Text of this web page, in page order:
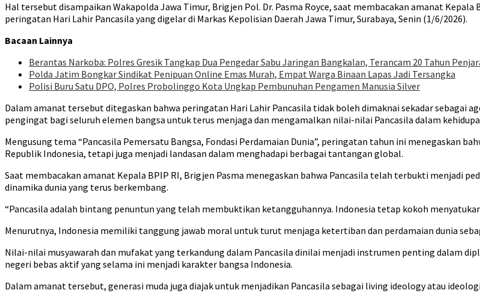
Hal tersebut disampaikan Wakapolda Jawa Timur, Brigjen Pol. Dr. Pasma Royce, saat membacakan amanat
peringatan Hari Lahir Pancasila yang digelar di Markas Kepolisian Daerah Jawa Timur, Surabaya, Senin (1/6/2026).
Bacaan Lainnya
Berantas Narkoba: Polres Gresik Tangkap Dua Pengedar Sabu Jaringan Bangkalan, Terancam 20 Tahun
Polda Jatim Bongkar Sindikat Penipuan Online Emas Murah, Empat Warga Binaan Lapas Jadi Tersangka
Polisi Buru Satu DPO, Polres Probolinggo Kota Ungkap Pembunuhan Pengamen Manusia Silver
Dalam amanat tersebut ditegaskan bahwa peringatan Hari Lahir Pancasila tidak boleh dimaknai sekadar sebagai
pengingat bagi seluruh elemen bangsa untuk terus menjaga dan mengamalkan nilai-nilai Pancasila dalam
Mengusung tema “Pancasila Pemersatu Bangsa, Fondasi Perdamaian Dunia”, peringatan tahun ini menegaskan
Republik Indonesia, tetapi juga menjadi landasan dalam menghadapi berbagai tantangan global.
Saat membacakan amanat Kepala BPIP RI, Brigjen Pasma menegaskan bahwa Pancasila telah terbukti menjadi
dinamika dunia yang terus berkembang.
“Pancasila adalah bintang penuntun yang telah membuktikan ketangguhannya. Indonesia tetap kokoh
Menurutnya, Indonesia memiliki tanggung jawab moral untuk turut menjaga ketertiban dan perdamaian dunia
Nilai-nilai musyawarah dan mufakat yang terkandung dalam Pancasila dinilai menjadi instrumen penting dalam
negeri bebas aktif yang selama ini menjadi karakter bangsa Indonesia.
Dalam amanat tersebut, generasi muda juga diajak untuk menjadikan Pancasila sebagai living ideology atau